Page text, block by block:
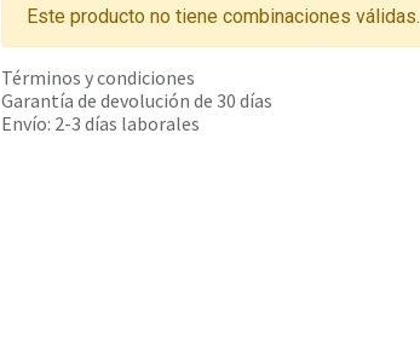
Este producto no tiene combinaciones válidas.
Términos y condiciones
Garantía de devolución de 30 días
Envío: 2-3 días laborales